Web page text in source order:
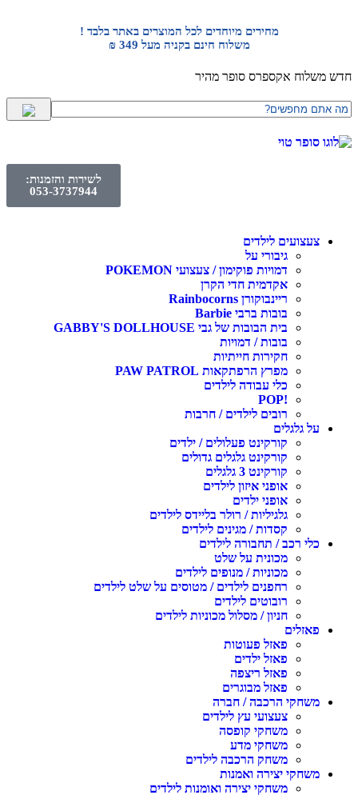
מחירים מיוחדים לכל המוצרים באתר בלבד !
משלוח חינם בקניה מעל 349 ₪
חדש משלוח אקספרס סופר מהיר
לשירות והזמנות:
053-3737944
צעצועים לילדים
גיבורי על
דמויות פוקימון / צעצועי POKEMON
אקדמית חדי הקרן
ריינבוקורן Rainbocorns
בובות ברבי Barbie
בית הבובות של גבי GABBY'S DOLLHOUSE
בובות / דמויות
חקירות חייתיות
מפרץ הרפתקאות PAW PATROL
כלי עבודה לילדים
!POP
רובים לילדים / חרבות
על גלגלים
קורקינט פעלולים / ילדים
קורקינט גלגלים גדולים
קורקינט 3 גלגלים
אופני איזון לילדים
אופני ילדים
גלגיליות / רולר בליידס לילדים
קסדות / מגינים לילדים
כלי רכב / תחבורה לילדים
מכונית על שלט
מכוניות / מנופים לילדים
רחפנים לילדים / מטוסים על שלט לילדים
רובוטים לילדים
חניון / מסלול מכוניות לילדים
פאזלים
פאזל פעוטות
פאזל ילדים
פאזל ריצפה
פאזל מבוגרים
משחקי הרכבה / חברה
צעצועי עץ לילדים
משחקי קופסה
משחקי מדע
משחק הרכבה לילדים
משחקי יצירה ואמנות
משחקי יצירה ואומנות לילדים